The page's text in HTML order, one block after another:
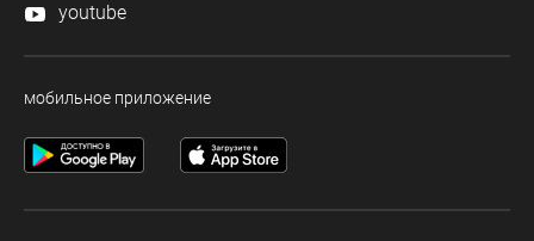
youtube
мобильное приложение